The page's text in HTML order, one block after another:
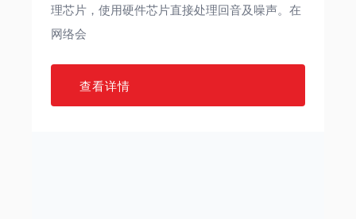
理芯片，使用硬件芯片直接处理回音及噪声。在
网络会
查看详情